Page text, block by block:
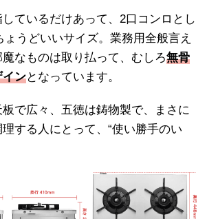
ているだけあって、2口コンロとし
ょうどいいサイズ。業務用全般言え
なものは取り払って、むしろ無骨
インとなっています。
で広々、五徳は鋳物製で、まさに
する人にとって、“使い勝手のい